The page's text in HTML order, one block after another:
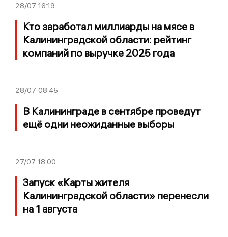
28/07 16:19
Кто заработал миллиарды на мясе в
Калининградской области: рейтинг
компаний по выручке 2025 года
28/07 08:45
В Калининграде в сентябре проведут
ещё одни неожиданные выборы
27/07 18:00
Запуск «Карты жителя
Калининградской области» перенесли
на 1 августа